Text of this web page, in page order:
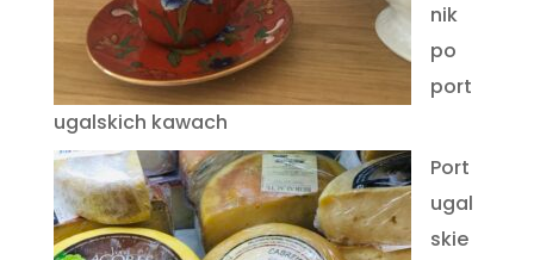
nik
po
port
ugalskich kawach
Port
ugal
skie